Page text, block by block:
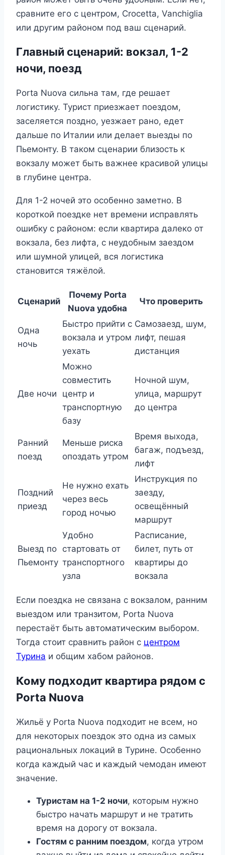
сравните его с центром, Crocetta, Vanchiglia
или другим районом под ваш сценарий.
Главный сценарий: вокзал, 1-2
ночи, поезд
Porta Nuova сильна там, где решает
логистику. Турист приезжает поездом,
заселяется поздно, уезжает рано, едет
дальше по Италии или делает выезды по
Пьемонту. В таком сценарии близость к
вокзалу может быть важнее красивой улицы
в глубине центра.
Для 1-2 ночей это особенно заметно. В
короткой поездке нет времени исправлять
ошибку с районом: если квартира далеко от
вокзала, без лифта, с неудобным заездом
или шумной улицей, вся логистика
становится тяжёлой.
Сценарий
Почему Porta
Nuova удобна
Что проверить
Одна
ночь
Быстро прийти с
вокзала и утром
уехать
Самозаезд, шум,
лифт, пешая
дистанция
Две ночи
Можно
совместить
центр и
транспортную
базу
Ночной шум,
улица, маршрут
до центра
Ранний
поезд
Меньше риска
опоздать утром
Время выхода,
багаж, подъезд,
лифт
Поздний
приезд
Не нужно ехать
через весь
город ночью
Инструкция по
заезду,
освещённый
маршрут
Выезд по
Пьемонту
Удобно
стартовать от
транспортного
узла
Расписание,
билет, путь от
квартиры до
вокзала
Если поездка не связана с вокзалом, ранним
выездом или транзитом, Porta Nuova
перестаёт быть автоматическим выбором.
Тогда стоит сравнить район с центром
Турина и общим хабом районов.
Кому подходит квартира рядом с
Porta Nuova
Жильё у Porta Nuova подходит не всем, но
для некоторых поездок это одна из самых
рациональных локаций в Турине. Особенно
когда каждый час и каждый чемодан имеют
значение.
Туристам на 1-2 ночи, которым нужно
быстро начать маршрут и не тратить
время на дорогу от вокзала.
Гостям с ранним поездом, когда утром